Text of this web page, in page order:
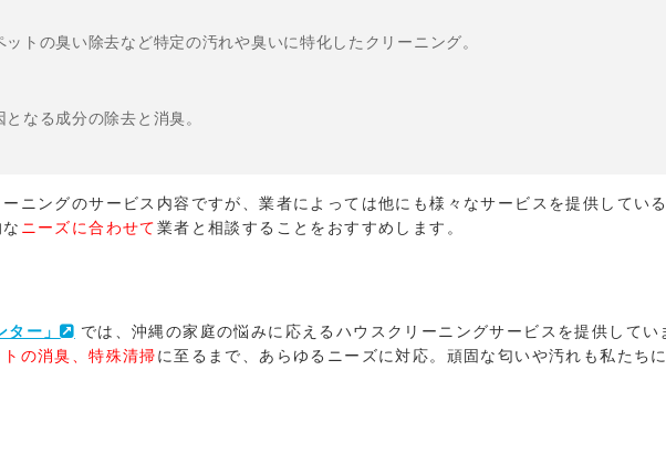
トの臭い除去など特定の汚れや臭いに特化したクリーニング。
なる成分の除去と消臭。
ニングのサービス内容ですが、業者によっては他にも様々なサービスを提供してい
ニーズに合わせて業者と相談することをおすすめします。
ター」
では、沖縄の家庭の悩みに応えるハウスクリーニングサービスを提供してい
の消臭、特殊清掃に至るまで、あらゆるニーズに対応。頑固な匂いや汚れも私たち